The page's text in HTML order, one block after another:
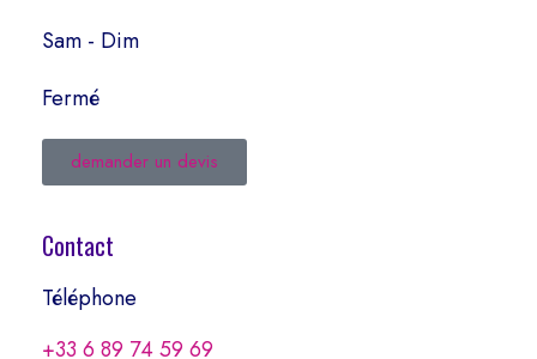
Sam - Dim
Fermé
demander un devis
Contact
Téléphone
+33 6 89 74 59 69